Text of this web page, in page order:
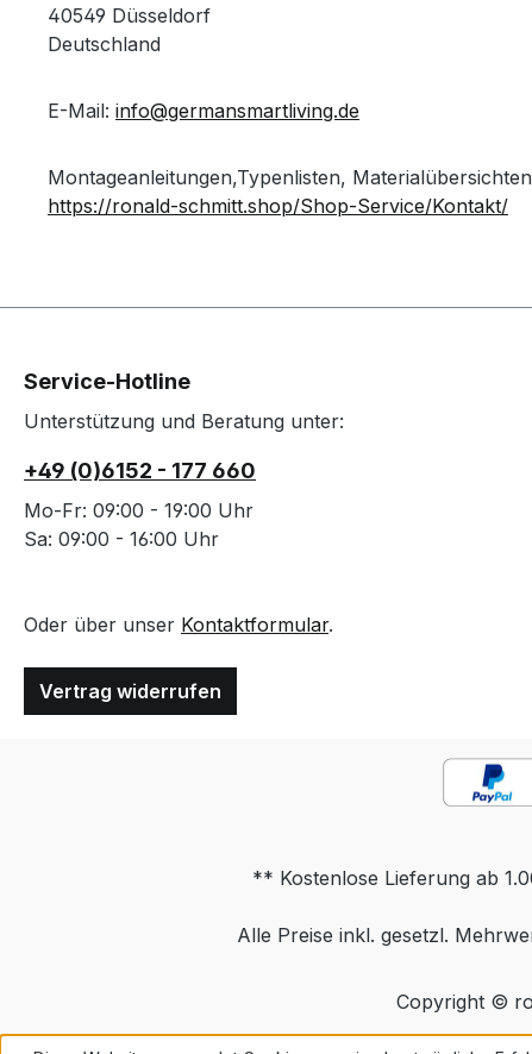
40549 Düsseldorf
Deutschland
E-Mail: info@germansmartliving.de
Montageanleitungen,Typenlisten,
https://ronald-schmitt.shop/Shop-Service/Kontakt/
Service-Hotline
Unterstützung und Beratung unter:
+49 (0)6152 - 177 660
Mo-Fr: 09:00 - 19:00 Uhr
Sa: 09:00 - 16:00 Uhr
Oder über unser Kontaktformular.
Vertrag widerrufen
** Kostenlose Lieferung ab
Alle Preise inkl. gesetzl.
Copyright ©